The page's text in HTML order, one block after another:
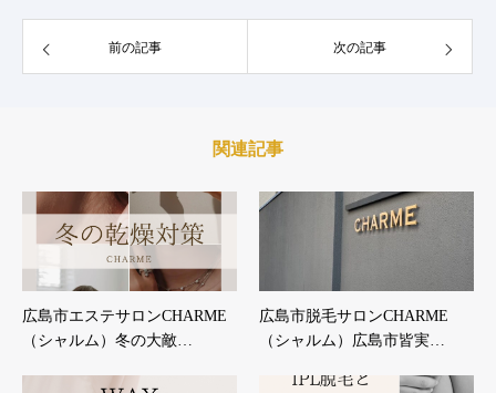
前の記事 次の記事
関連記事
広島市エステサロンCHARME
（シャルム）冬の大敵…
広島市脱毛サロンCHARME
（シャルム）広島市皆実…